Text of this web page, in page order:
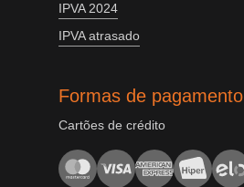
IPVA 2024
IPVA atrasado
Formas de pagamento
Cartões de crédito